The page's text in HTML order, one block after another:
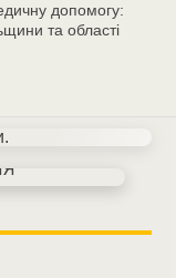
допомогу:
та області